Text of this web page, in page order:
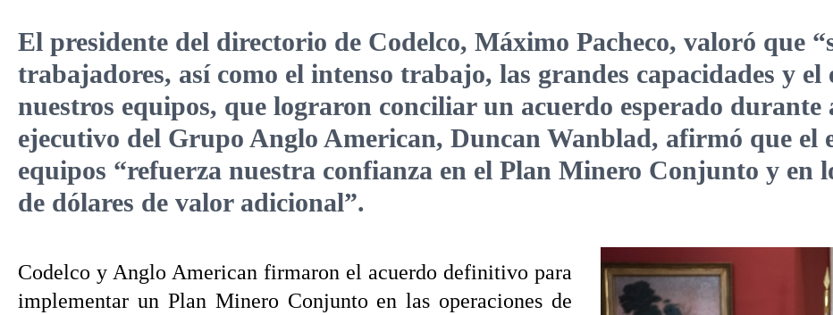
El presidente del directorio de Codelco, Máximo Pacheco, valoró que
trabajadores, así como el intenso trabajo, las grandes capacidades y
nuestros equipos, que lograron conciliar un acuerdo esperado durante
ejecutivo del Grupo Anglo American, Duncan Wanblad, afirmó que el
equipos “refuerza nuestra confianza en el Plan Minero Conjunto y en
de dólares de valor adicional”.
Codelco y Anglo American firmaron el acuerdo definitivo para
implementar un Plan Minero Conjunto en las operaciones de